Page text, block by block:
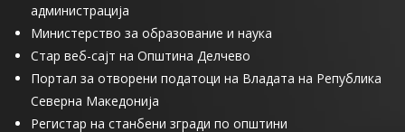
администрација
Министерство за образование и наука
Стар веб-сајт на Општина Делчево
Портал за отворени податоци на Владата на Република
Северна Македонија
Регистар на станбени згради по општини